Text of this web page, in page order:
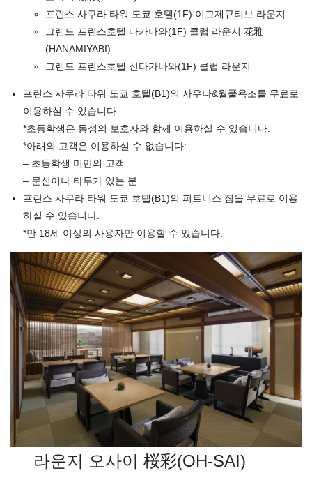
프린스 사쿠라 타워 도쿄 호텔(1F) 이그제큐티브 라운지
그랜드 프린스호텔 다카나와(1F) 클럽 라운지 花雅
(HANAMIYABI)
그랜드 프린스호텔 신타카나와(1F) 클럽 라운지
프린스 사쿠라 타워 도쿄 호텔(B1)의 사우나&월풀욕조를 무료로
이용하실 수 있습니다.
*초등학생은 동성의 보호자와 함께 이용하실 수 있습니다.
*아래의 고객은 이용하실 수 없습니다:
– 초등학생 미만의 고객
– 문신이나 타투가 있는 분
프린스 사쿠라 타워 도쿄 호텔(B1)의 피트니스 짐을 무료로 이용
하실 수 있습니다.
*만 18세 이상의 사용자만 이용할 수 있습니다.
라운지 오사이 桜彩(OH-SAI)